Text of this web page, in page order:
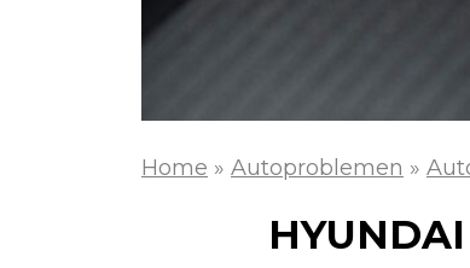
Home » Autoproblemen »